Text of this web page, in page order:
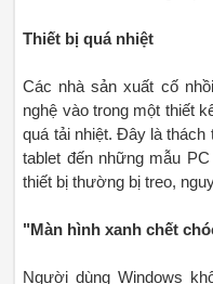
Thiết bị quá nhiệt
Các nhà sản xuất cố
nghệ vào trong một thiết
quá tải nhiệt. Đây là
tablet đến những mẫu
thiết bị thường bị treo,
"Màn hình xanh chết
Người dùng Windows